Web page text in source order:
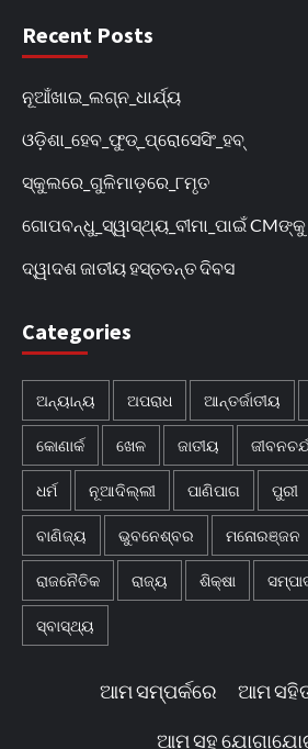
Recent Posts
ନୂଆଁଖାଇ_ଲଗ୍ନ_ଧାର୍ଯ୍ୟ
ଓଡ଼ିଶା_ହେବ_ଫୁଡ୍‌_ପ୍ରୋସେସିଂ_ହବ୍‌
ସ୍କୁଲରେ_ଗୁଳିମାଡ଼ରେ_୮ମୃତ
ଗୋପବନ୍ଧୁ_ସ୍ୱାସ୍ଥ୍ୟ_ବୀମା_ପାଇଁ
ଦ୍ୱାଦଶ ଜାତୀୟ ହସ୍ତତନ୍ତ ଦିବସ
Categories
ଅନ୍ୟାନ୍ୟ ଅପରାଧ ଆନ୍ତର୍ଜାତୀୟ
କୋଣାର୍କ ଖେଳ ଜାତୀୟ
ଧର୍ମ ନୂଆଦିଲ୍ଲୀ ପାଣିପାଗ ପୁରୀ
ବାଣିଜ୍ୟ ଭୁବନେଶ୍ବର ମନୋରଞ୍ଜନ
ରାଜନୈତିକ ରାଜ୍ୟ ଶିକ୍ଷା
ସ୍ବାସ୍ଥ୍ୟ
ଆମ ସମ୍ପର୍କରେ ଆମ ସହିତ
ଆମ ସହ